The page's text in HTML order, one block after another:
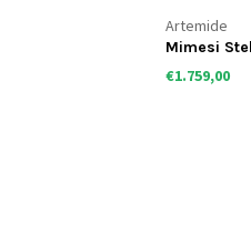
Artemide
Mimesi
€1.759,00